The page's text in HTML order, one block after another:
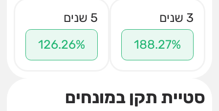
3 שנים
188.27%
5 שנים
126.26%
סטיית תקן במונחים